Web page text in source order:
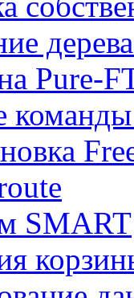
Pure-
SMART